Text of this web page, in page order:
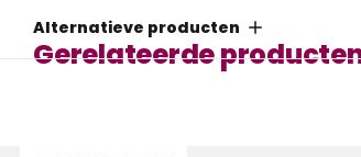
Alternatieve producten
Gerelateerde